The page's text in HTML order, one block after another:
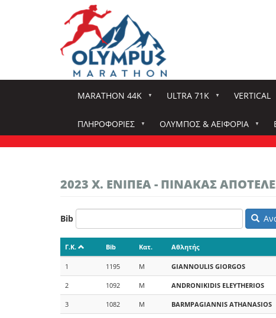
MARATHON 44K ULTRA 71K VERTICAL
ΠΛΗΡΟΦΟΡΊΕΣ ΌΛΥΜΠΟΣ & ΑΕΙΦΟΡΊΑ
2023 Χ. ΕΝΙΠΕΑ - ΠΙΝΑΚΑΣ
Bib
Γ.Κ. Bib Κατ. Αθλητής
1 1195 M GIANNOULIS GIORGOS
2 1092 M ANDRONIKIDIS ELEYTHERIOS
3 1082 M BARMPAGIANNIS ATHANASIOS